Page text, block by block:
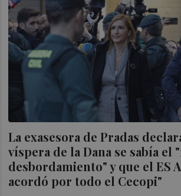
La exasesora de Pradas
víspera de la Dana se sabía el
desbordamiento" y que el ES
acordó por todo el Cecopi"